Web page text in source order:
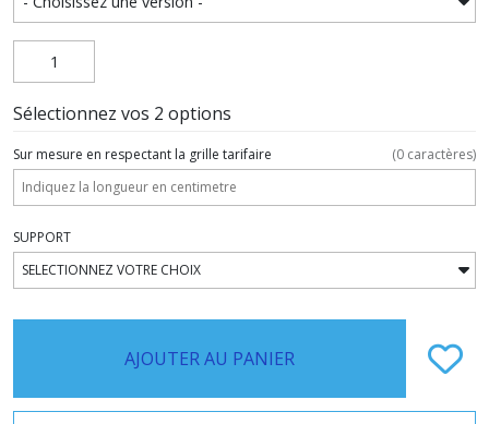
Sélectionnez vos 2 options
Sur mesure en respectant la grille tarifaire (0 caractères)
SUPPORT
AJOUTER AU PANIER